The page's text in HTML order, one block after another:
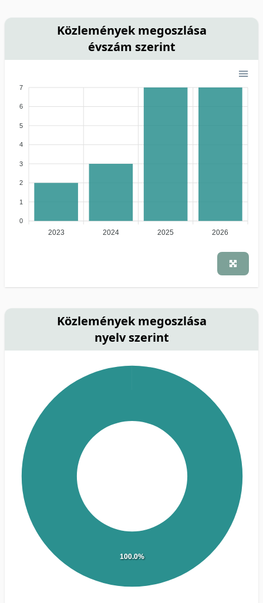
Közlemények megoszlása
évszám szerint
7
6
5
4
3
2
1
0
2023 2024 2025 2026
Közlemények megoszlása
nyelv szerint
100.0%